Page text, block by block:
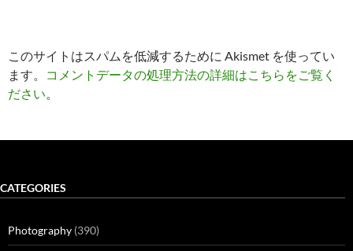
このサイトはスパムを低減するために Akismet を使ってい
ます。
コメントデータの処理方法の詳細はこちらをご覧く
ださい。
CATEGORIES
Photography (390)